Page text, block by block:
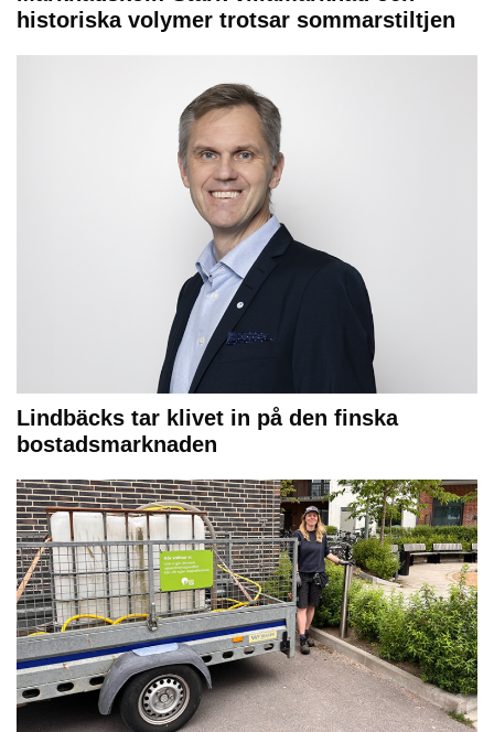
historiska volymer trotsar sommarstiltjen
Lindbäcks tar klivet in på den finska
bostadsmarknaden